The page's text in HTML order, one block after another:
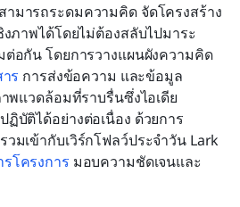
มารถระดมความคิด จัดโครงสร้าง
งภาพได้โดยไม่ต้องสลับไปมาระ
ต่อกัน โดยการวางแผนผังความคิด
ร การส่งข้อความ และข้อมูล
พแวดล้อมที่ราบรื่นซึ่งไอเดีย
บัติได้อย่างต่อเนื่อง ด้วยการ
มเข้ากับเวิร์กโฟลว์ประจำวัน Lark
โครงการ มอบความชัดเจนและ